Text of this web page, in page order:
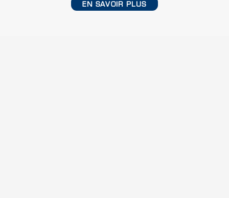
EN SAVOIR PLUS